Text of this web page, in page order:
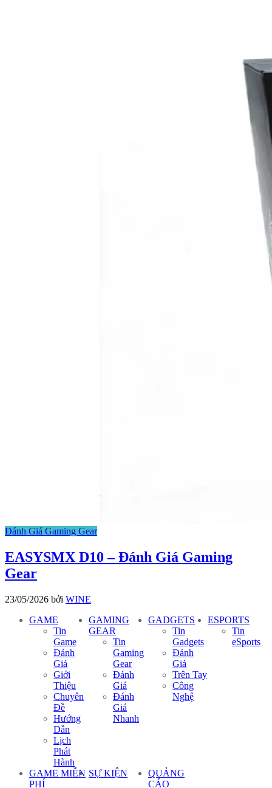
Đánh Giá Gaming Gear
EASYSMX D10 – Đánh Giá Gaming
Gear
23/05/2026 bởi WINE
GAME
Tin
Game
Đánh
Giá
Giới
Thiệu
Chuyên
Đề
Hướng
Dẫn
Lịch
Phát
Hành
GAMING
GEAR
Tin
Gaming
Gear
Đánh
Giá
Đánh
Giá
Nhanh
GADGETS
Tin
Gadgets
Đánh
Giá
Trên Tay
Công
Nghệ
ESPORTS
Tin
eSports
GAME MIỄN
PHÍ
SỰ KIỆN
QUẢNG
CÁO